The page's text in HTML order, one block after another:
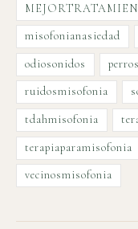
misofonianasiedad
odiosonidos
ruidosmisofonia
tdahmisofonia
terapiaparamisofonia
vecinosmisofonia